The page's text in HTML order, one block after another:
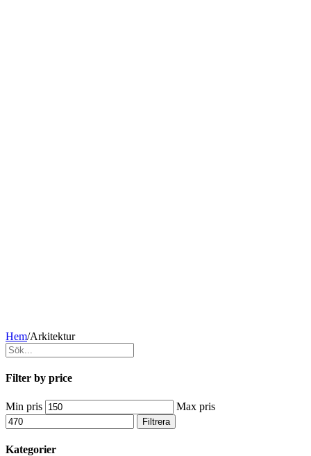
Hem/Arkitektur
Filter by price
Min pris Max pris
Filtrera
Kategorier